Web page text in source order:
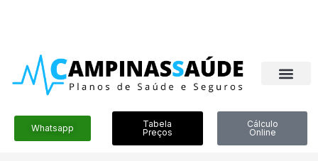
Whatsapp
Tabela
Preços
Cálculo
Online